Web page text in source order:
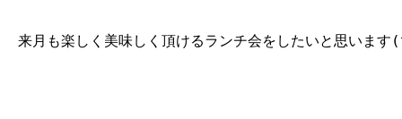
来月も楽しく美味しく頂けるランチ会をしたいと思いま